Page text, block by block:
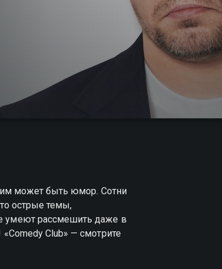
может быть юмор. Сотни
острые темы,
умеют рассмешить даже в
Club» — смотрите